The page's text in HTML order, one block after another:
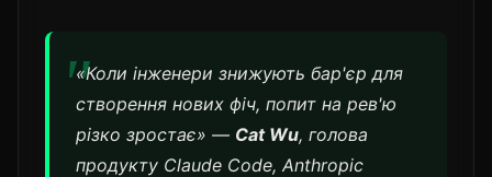
«Коли інженери знижують бар'єр для
створення нових фіч, попит на рев'ю
різко зростає» — Cat Wu, голова
продукту Claude Code, Anthropic